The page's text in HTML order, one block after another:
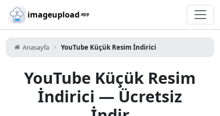
Skip to main content
imageupload.app
Anasayfa YouTube Küçük Resim İndirici
YouTube Küçük Resim
İndirici — Ücretsiz